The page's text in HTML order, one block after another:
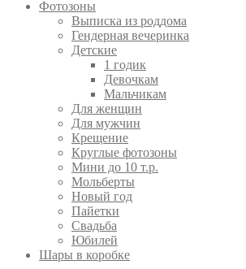
Фотозоны
Выписка из роддома
Гендерная вечеринка
Детские
1 годик
Девочкам
Мальчикам
Для женщин
Для мужчин
Крещение
Круглые фотозоны
Мини до 10 т.р.
Мольберты
Новый год
Пайетки
Свадьба
Юбилей
Шары в коробке